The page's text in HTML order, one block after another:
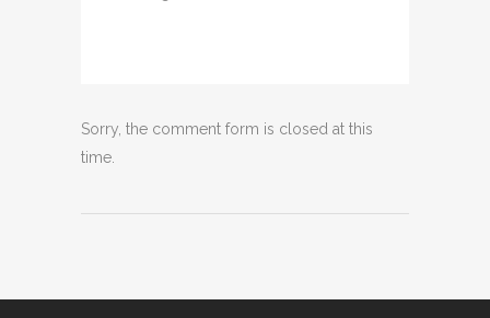
Sorry, the comment form is closed at this
time.